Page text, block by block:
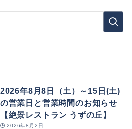
2026年8月8日（土）～15日(土)
の営業日と営業時間のお知らせ
【絶景レストラン うずの丘】
2026年8月2日